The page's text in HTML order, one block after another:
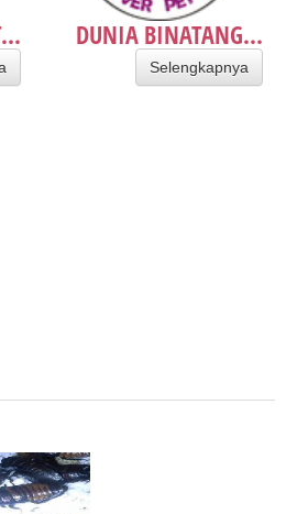
DUNIA BINATANG...
Selengkapnya